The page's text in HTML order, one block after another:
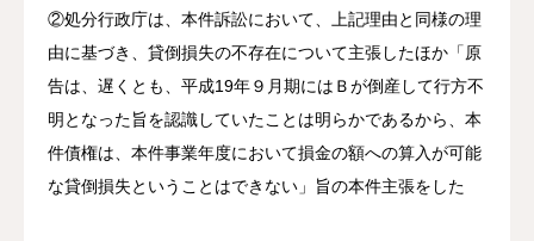
②処分行政庁は、本件訴訟において、上記理由と同様の理
由に基づき、貸倒損失の不存在について主張したほか「原
告は、遅くとも、平成19年９月期にはＢが倒産して行方不
明となった旨を認識していたことは明らかであるから、本
件債権は、本件事業年度において損金の額への算入が可能
な貸倒損失ということはできない」旨の本件主張をした